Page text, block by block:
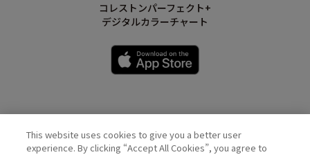
コレストンパーフェクト+
デジタルカラーチャート
Wella Official Account
This website uses cookies to give you a better user
experience. By clicking “Accept All Cookies”, you agree to